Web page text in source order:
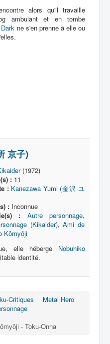
alors qu'il travaille
ambulant et en tombe
Dark ne s'en prenne à elle ou
京子)
(1972)
:11
: Kanezawa Yumi (金沢 ユ
:Inconnue
:
Autre personnage,
(Kikaider),Ami de
Kômyôji
elle héberge Nobuhiko
identité.
Critiques
Metal Hero
- Toku-Onna